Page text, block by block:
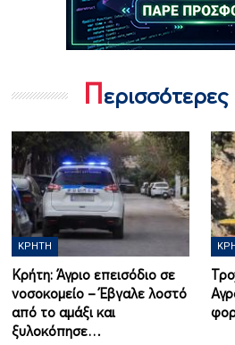
Περισσότερες
ΚΡΉΤΗ
Κρήτη: Άγριο επεισόδιο σε
νοσοκομείο – Έβγαλε λοστό
από το αμάξι και
ξυλοκόπησε…